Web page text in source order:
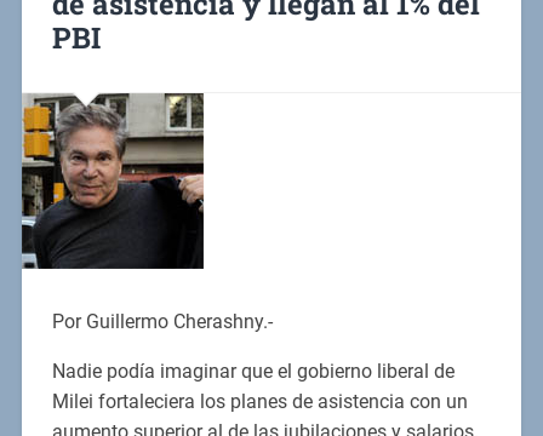
PBI
Por Guillermo Cherashny.-
Nadie podía imaginar que el gobierno liberal de
Milei fortaleciera los planes de asistencia con un